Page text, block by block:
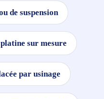
de suspension
sur mesure
par usinage